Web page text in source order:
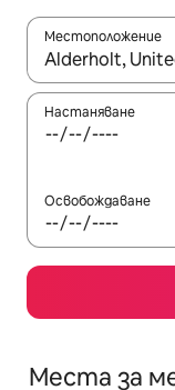
Местоположение
Когато
Настаняване
Освобождаване
Места за